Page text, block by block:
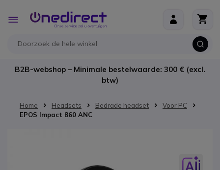
Toggle
Nav
B2B-webshop – Minimale bestelwaarde: 300 € (excl.
btw)
Home Headsets Bedrade headset
Voor PC
EPOS Impact 860 ANC